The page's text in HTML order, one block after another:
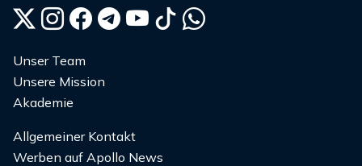
Unser Team
Unsere Mission
Akademie
Allgemeiner Kontakt
Werben auf Apollo News